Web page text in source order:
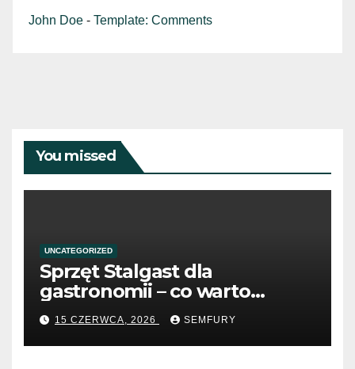
John Doe - Template: Comments
You missed
UNCATEGORIZED
Sprzęt Stalgast dla
gastronomii – co warto
wiedzieć przed zakupem?
15 CZERWCA, 2026 SEMFURY